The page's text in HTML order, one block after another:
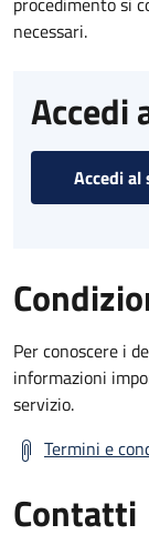
necessari.
Accedi
Accedi al
Per conoscere i
informazioni
servizio.
Termini e
Contatti